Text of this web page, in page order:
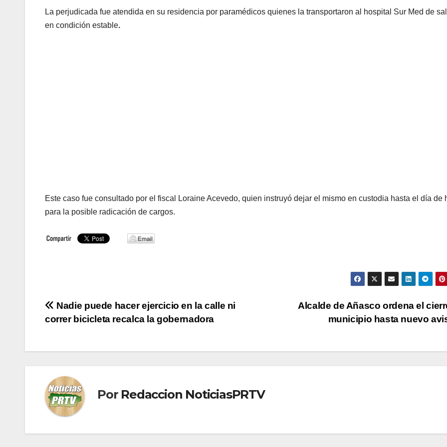
La perjudicada fue atendida en su residencia por paramédicos quienes la transportaron al hospital Sur Med de
en condición estable.
Este caso fue consultado por el fiscal Loraine Acevedo, quien instruyó dejar el mismo en custodia hasta el día de
para la posible radicación de cargos.
Navegación
entradas
Alcalde de Añasco ordena el
municipio hasta nuevo
Nadie puede hacer ejercicio en la calle ni
correr bicicleta recalca la gobernadora
Por Redaccion NoticiasPRTV